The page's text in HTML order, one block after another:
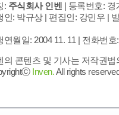
: 주식회사 인벤 | 등록번호: 경
인: 박규상 | 편집인: 강민우 |
연월일: 2004 11. 11 | 전화번호
의 콘텐츠 및 기사는 저작권
Inven.All rights